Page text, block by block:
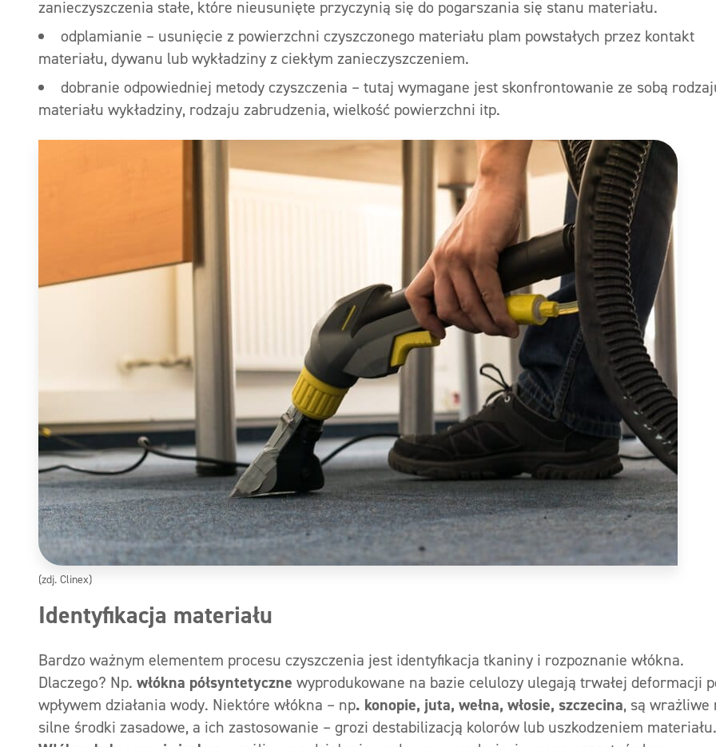
zanieczyszczenia stałe, które nieusunięte przyczynią się do pogarszania się stanu materiału.
odplamianie – usunięcie z powierzchni czyszczonego materiału plam powstałych przez kontakt
materiału, dywanu lub wykładziny z ciekłym zanieczyszczeniem.
dobranie odpowiedniej metody czyszczenia – tutaj wymagane jest skonfrontowanie ze sobą
materiału wykładziny, rodzaju zabrudzenia, wielkość powierzchni itp.
(zdj. Clinex)
Identyfikacja materiału
Bardzo ważnym elementem procesu czyszczenia jest identyfikacja tkaniny i rozpoznanie włókna.
Dlaczego? Np. włókna półsyntetyczne wyprodukowane na bazie celulozy ulegają trwałej deformacji
wpływem działania wody. Niektóre włókna – np. konopie, juta, wełna, włosie, szczecina, są wrażliwe
silne środki zasadowe, a ich zastosowanie – grozi destabilizacją kolorów lub uszkodzeniem materiału.